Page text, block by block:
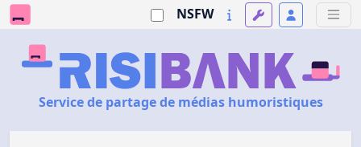
NSFW
Service de partage de médias humoristiques